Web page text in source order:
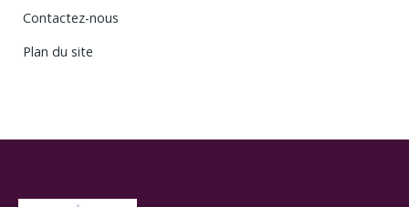
Contactez-nous
Plan du site